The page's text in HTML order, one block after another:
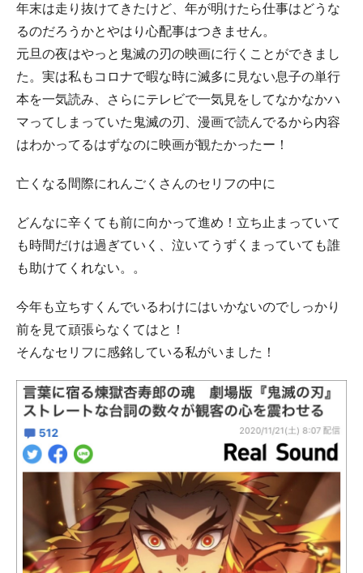
年末は走り抜けてきたけど、年が明けたら仕事はどうな
るのだろうかとやはり心配事はつきません。
元旦の夜はやっと鬼滅の刃の映画に行くことができまし
た。実は私もコロナで暇な時に滅多に見ない息子の単行
本を一気読み、さらにテレビで一気見をしてなかなかハ
マってしまっていた鬼滅の刃、漫画で読んでるから内容
はわかってるはずなのに映画が観たかったー！
亡くなる間際にれんごくさんのセリフの中に
どんなに辛くても前に向かって進め！立ち止まっていて
も時間だけは過ぎていく、泣いてうずくまっていても誰
も助けてくれない。。
今年も立ちすくんでいるわけにはいかないのでしっかり
前を見て頑張らなくてはと！
そんなセリフに感銘している私がいました！